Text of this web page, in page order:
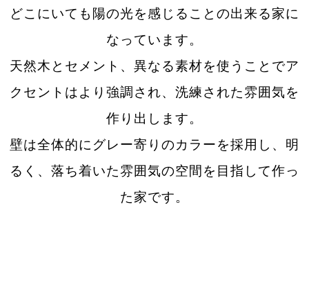
どこにいても陽の光を感じることの出来る家に
なっています。
天然木とセメント、異なる素材を使うことでア
クセントはより強調され、洗練された雰囲気を
作り出します。
壁は全体的にグレー寄りのカラーを採用し、明
るく、落ち着いた雰囲気の空間を目指して作っ
た家です。